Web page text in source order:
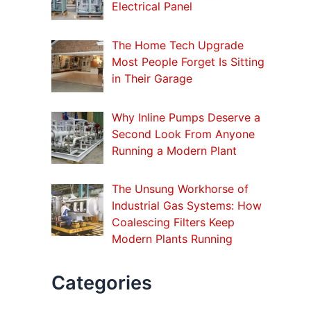
r
:
Electrical Panel
The Home Tech Upgrade
Most People Forget Is Sitting
in Their Garage
Why Inline Pumps Deserve a
Second Look From Anyone
Running a Modern Plant
The Unsung Workhorse of
Industrial Gas Systems: How
Coalescing Filters Keep
Modern Plants Running
Categories